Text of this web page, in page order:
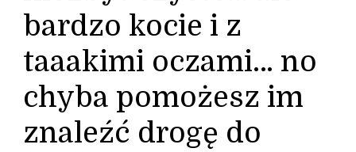
bardzo kocie i z
taaakimi oczami… no
chyba pomożesz im
znaleźć drogę do